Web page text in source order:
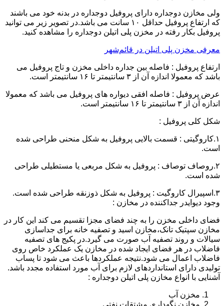
ولی مخازن دوجداره دارای پروفیل دوجداره در بدنه خود می باشند
که ارتفاع پروفیل حداقل ۱۰ سانت می باشد.در تصویر زیر می توانید
پروفیل بکار رفته در مخزن پلی اتیلن دوجداره را مشاهده کنید.
معرفی مخزن پلی اتیلن در قائم‌شهر
ارتفاع پروفیل : فاصله بین جداره داخلی مخزن و تاج پروفیل می
باشد که معمولا اندازه آن از ۳ سانتیمتر تا ۱۶ سانتیمتر است.
عرض پروفیل : فاصله افقی دیواره های پروفیل می باشد که معمولا
اندازه آن از ۳ سانتیمتر تا ۱۶ سانتیمتر است.
شکل کلی پروفیل :
۱.کاروگیتی : قسمت بالایی پروفیل به شکل منحنی طراحی شده
است.
۲.روصاف توصاف : پروفیل به شکل مربعی یا مستطیلی طراحی
شده است.
۳.اسپیرال کاروگیت : پروفیل به شکل ذوزنقه طراحی شده است.
وجود دیوایدر جداکننده در مخازن :
فضای داخلی مخزن را به چند فضای مجزا تقسیم می کند این کار در
مخازن سپتیک تانک،مخازن اسید و تصفیه خانه برای جداسازی
سیالات و روند تصفیه آب صورت می گیرد.در پکیج های تصفیه
فاضلاب در هر فضای ایجاد شده در مخازن یک عملکرد خاص روی
فاضلاب اعمال می شود.نتیجه عملکردها باعث می شود تا پساب
تولیدی دارای استانداردهای لازم برای آب مورد استفاده مجدد باشد.
آشنایی با انواع مخازن پلی اتیلن دوجداره :
مخزن آب
مخازن نگهداری مشتقات نفتی